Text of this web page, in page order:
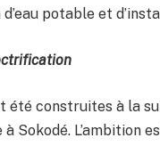
d’eau potable et
été construites à la
Sokodé. L’ambition